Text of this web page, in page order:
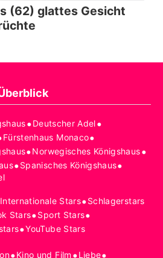
(62) glattes Gesicht
•Deutscher Adel•
Fürstenhaus Monaco•
•Norwegisches Königshaus•
•Spanisches Königshaus•
Internationale Stars•Schlagerstars
Stars•Sport Stars•
•YouTube Stars
Kino und Film Liebe